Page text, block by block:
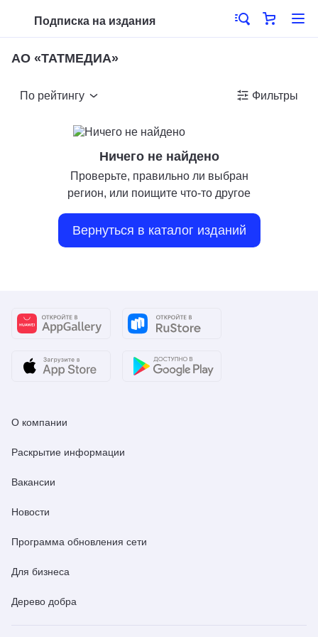
Подписка на издания
АО «ТАТМЕДИА»
По рейтингу Фильтры
Ничего не найдено
Проверьте, правильно ли выбран
регион, или поищите что-то другое
Вернуться в каталог изданий
О компании
Раскрытие информации
Вакансии
Новости
Программа обновления сети
Для бизнеса
Дерево добра